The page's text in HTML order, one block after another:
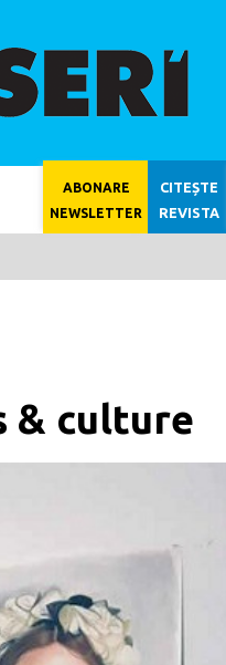
ABONARE
NEWSLETTER
CITEȘTE
REVISTA
& culture